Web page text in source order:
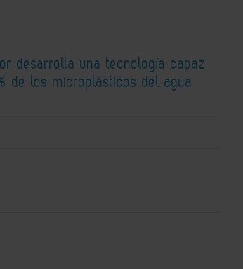
desarrolla una tecnología capaz
de los microplásticos del agua